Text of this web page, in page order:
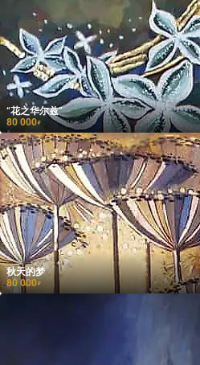
“花之华尔兹”
80 000₽
秋天的梦
80 000₽